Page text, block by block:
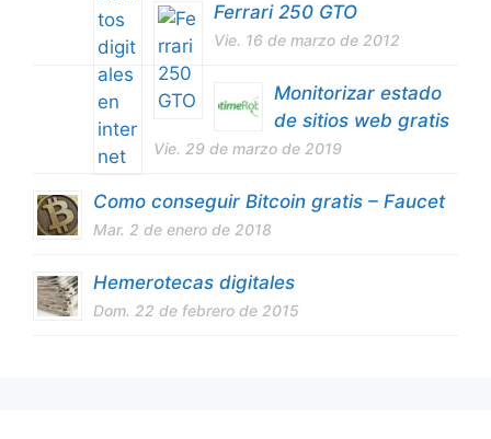
Ferrari 250 GTO
Vie. 16 de marzo de 2012
Monitorizar estado
de sitios web gratis
Vie. 29 de marzo de 2019
Como conseguir Bitcoin gratis – Faucet
Mar. 2 de enero de 2018
Hemerotecas digitales
Dom. 22 de febrero de 2015